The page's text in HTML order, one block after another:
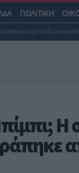
ΠΟΛΙΤΙΚΗ
εις τα εξ ων
Η